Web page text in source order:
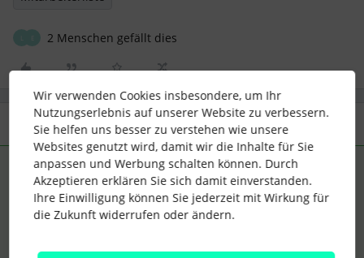
2 Menschen gefällt dies
3 Antworten Älteste zuerst
Lena ANTWORT Forum|Forum|4 years ago
Hallo@XempusMUC,
Wir verwenden Cookies insbesondere, um Ihr
Nutzungserlebnis auf unserer Website zu verbessern.
Sie helfen uns besser zu verstehen wie unsere
Websites genutzt wird, damit wir die Inhalte für Sie
anpassen und Werbung schalten können. Durch
Akzeptieren erklären Sie sich damit einverstanden.
Ihre Einwilligung können Sie jederzeit mit Wirkung für
die Zukunft widerrufen oder ändern.